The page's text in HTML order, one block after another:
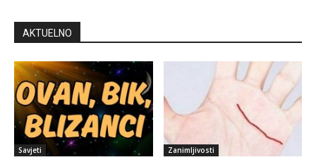
AKTUELNO
Savjeti Zanimljivosti